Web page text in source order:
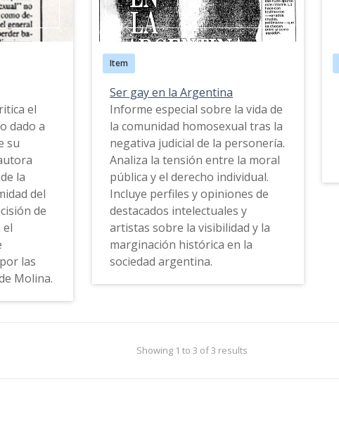
el
dado a
su
la
del
de
el
las
Molina.
Item
Ser gay en la Argentina
Informe especial sobre la vida de
la comunidad homosexual tras la
negativa judicial de la personería.
Analiza la tensión entre la moral
pública y el derecho individual.
Incluye perfiles y opiniones de
destacados intelectuales y
artistas sobre la visibilidad y la
marginación histórica en la
sociedad argentina.
Showing 1 to 3 of 3 results